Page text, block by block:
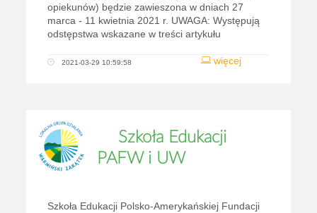
opiekunów) będzie zawieszona w dniach 27
marca - 11 kwietnia 2021 r. UWAGA: Występują
odstępstwa wskazane w treści artykułu
więcej
2021-03-29 10:59:58
Szkoła Edukacji
PAFW i UW
Szkoła Edukacji Polsko-Amerykańskiej Fundacji